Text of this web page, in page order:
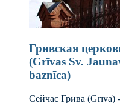
Гривская
(Grīvas Sv.
baznīca)
Сейчас Грива (Grīva)